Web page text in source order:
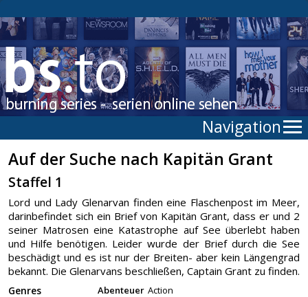
Navigation
Auf der Suche nach Kapitän Grant
Staffel 1
Lord und Lady Glenarvan finden eine Flaschenpost im Meer,
darinbefindet sich ein Brief von Kapitän Grant, dass er und 2
seiner Matrosen eine Katastrophe auf See überlebt haben
und Hilfe benötigen. Leider wurde der Brief durch die See
beschädigt und es ist nur der Breiten- aber kein Längengrad
bekannt. Die Glenarvans beschließen, Captain Grant zu finden.
Genres Abenteuer Action